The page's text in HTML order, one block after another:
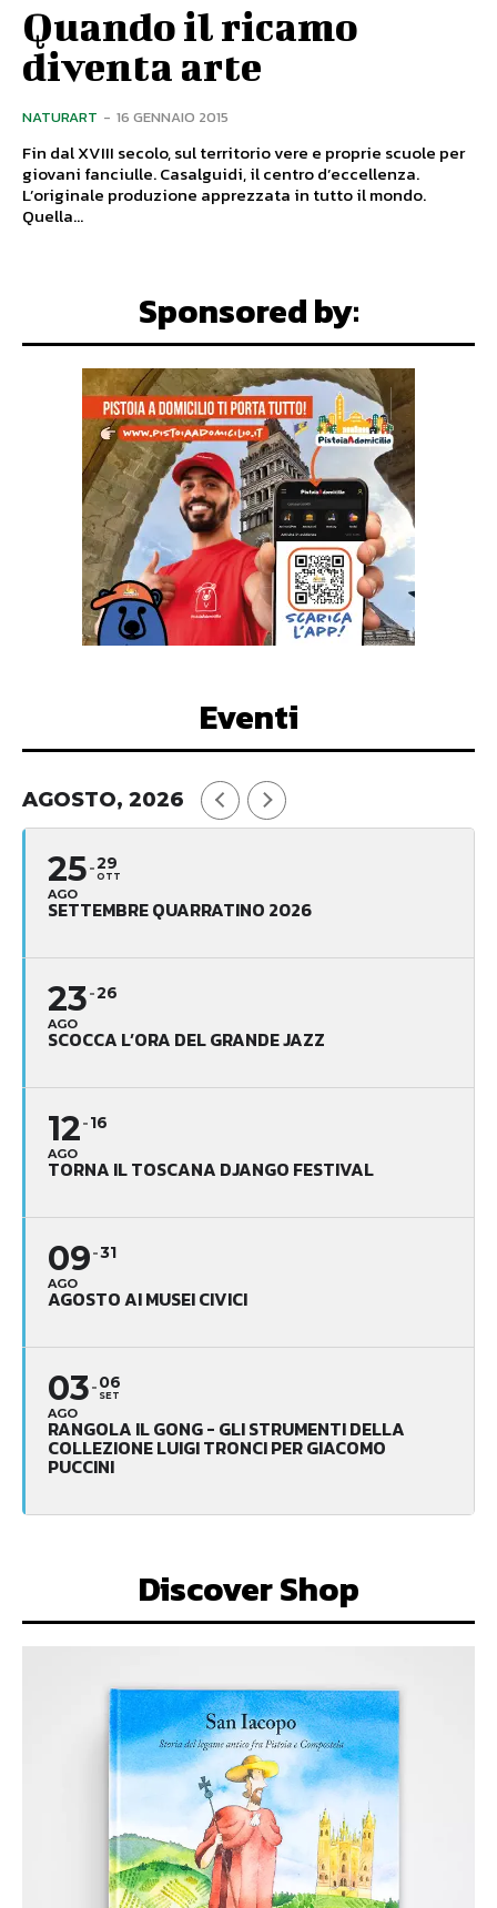
Quando il ricamo
diventa arte
NATURART - 16 GENNAIO 2015
Fin dal XVIII secolo, sul territorio vere e proprie scuole per
giovani fanciulle. Casalguidi, il centro d’eccellenza.
L’originale produzione apprezzata in tutto il mondo.
Quella...
Sponsored by:
Eventi
AGOSTO, 2026
25
AGO
29
OTT
SETTEMBRE QUARRATINO 2026
23
AGO
26
SCOCCA L’ORA DEL GRANDE JAZZ
12
AGO
16
TORNA IL TOSCANA DJANGO FESTIVAL
09
AGO
31
AGOSTO AI MUSEI CIVICI
03
AGO
06
SET
RANGOLA IL GONG - GLI STRUMENTI DELLA
COLLEZIONE LUIGI TRONCI PER GIACOMO
PUCCINI
Discover Shop